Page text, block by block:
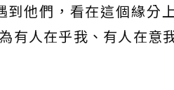
到他們，看在這個緣分
有人在乎我、有人在意